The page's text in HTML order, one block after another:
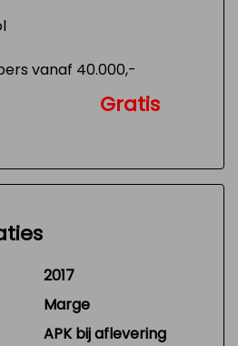
vanaf 40.000,-
Gratis
2017
Marge
APK bij aflevering